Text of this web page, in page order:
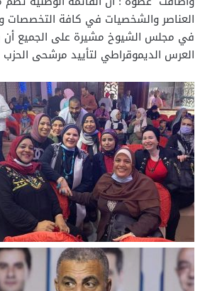
العناصر والشخصيات في كافة التخصصات
في مجلس الشيوخ مشيرة على الجميع
العرس الديموقراطي لتأييد مرشحى الحزب